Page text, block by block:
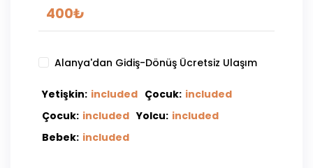
400₺
Alanya'dan Gidiş-Dönüş Ücretsiz Ulaşım
Yetişkin: included Çocuk: included
Çocuk: included Yolcu: included
Bebek: included